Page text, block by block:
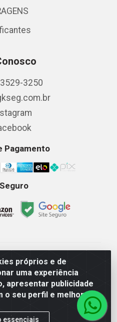
próprios e de
uma experiência
apresentar publicidade
o seu perfil e melhorar a
essenciais
3250
Pagamento
LTDA - Av. Getulio
MA - CEP 65.903-280 -
- Horários: Segunda-Sexta
08as12hs